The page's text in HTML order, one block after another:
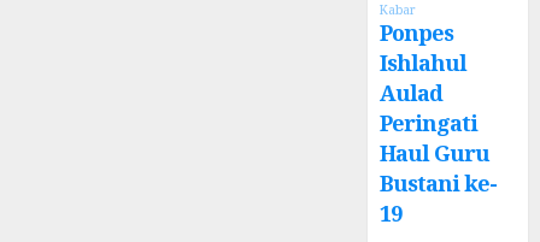
Kabar
Ponpes
Ishlahul
Aulad
Peringati
Haul Guru
Bustani ke-
19